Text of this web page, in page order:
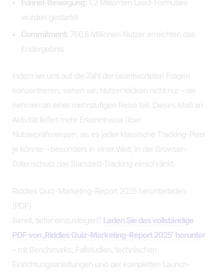
Funnel-Bewegung: 1,2 Milliarden Lead-Formulare
wurden gestartet
Commitment: 766,8 Millionen Nutzer erreichten das
Endergebnis
Indem wir uns auf die Zahl der beantworteten Fragen
konzentrieren, sehen wir: Nutzer klicken nicht nur – sie
nehmen an einer mehrstufigen Reise teil. Dieses Maß an
Aktivität liefert mehr Erkenntnisse über
Nutzerpräferenzen, als es jeder klassische Tracking-Pixel
je könnte – besonders in einer Welt, in der Browser-
Datenschutz das Standard-Tracking einschränkt.
Riddles Quiz-Marketing-Report 2025 herunterladen
(PDF)
Bereit, tiefer einzusteigen? Laden Sie das vollständige
PDF von ‚Riddles Quiz-Marketing-Report 2025′ herunter
– mit Benchmarks, Fallstudien, technischen
Einrichtungsanleitungen und der kompletten Launch-